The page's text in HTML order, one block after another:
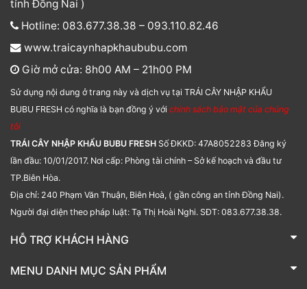
tỉnh Đồng Nai )
Hotline: 083.677.38.38 – 093.110.82.46
www.traicaynhapkhaububu.com
Giờ mở cửa: 8h00 AM – 21h00 PM
Sử dụng nội dung ở trang này và dịch vụ tại TRÁI CÂY NHẬP KHẨU
BUBU FRESH có nghĩa là bạn đồng ý với chính sách bảo mật của chúng
tôi
TRÁI CÂY NHẬP KHẨU BUBU FRESH Số ĐKKD: 47A8052283 Đăng ký
lần đầu: 10/01/2017. Nơi cấp: Phòng tài chính – Sở kế hoạch và đầu tư
TP.Biên Hòa.
Địa chỉ: 240 Phạm Văn Thuận, Biên Hoà, ( gần công an tỉnh Đồng Nai).
Người đại diện theo pháp luật: Tạ Thị Hoài Nghi. SĐT: 083.677.38.38.
HỖ TRỢ KHÁCH HÀNG
TRÁI CÂY NHẬP KHẨU BUBU FRESH
MENU DANH MỤC SẢN PHẨM